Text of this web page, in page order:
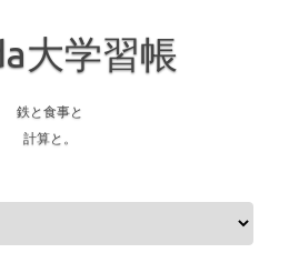
大学習帳
鉄と食事と
計算と。